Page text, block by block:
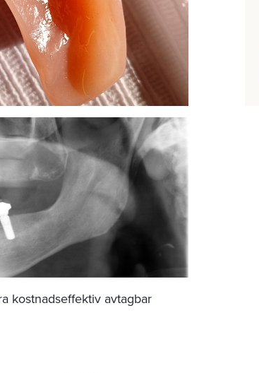
kostnadseffektiv avtagbar